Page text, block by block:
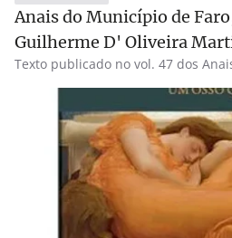
Anais do Município de
Guilherme D' Oliveira
Texto publicado no vol. 47 dos